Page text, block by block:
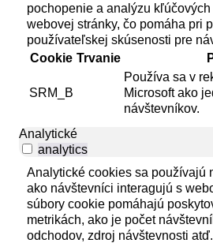
pochopenie a analýzu
webovej stránky, čo pomáha pri
používateľskej skúsenosti pre
Cookie Trvanie
SRM_B
Používa sa v
Microsoft ako
návštevníkov.
Analytické
analytics
Analytické cookies sa používajú
ako návštevníci interagujú s
súbory cookie pomáhajú
metrikách, ako je počet
odchodov, zdroj návštevnosti atď.